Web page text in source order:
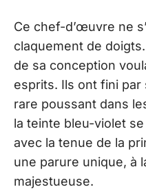
Ce chef-d’œuvre ne
claquement de
de sa conception
esprits. Ils ont fini par
rare poussant dans
la teinte bleu-violet
avec la tenue de la
une parure unique, à
majestueuse.